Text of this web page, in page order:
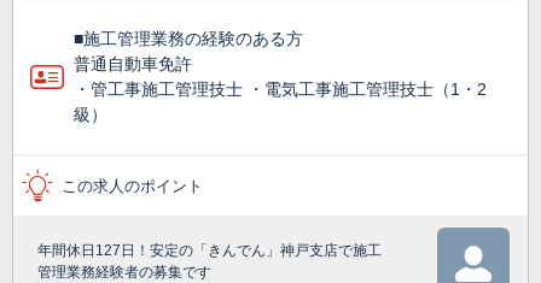
■施工管理業務の経験のある方
普通自動車免許
・管工事施工管理技士 ・電気工事施工管理技士（1・2
級）
この求人のポイント
年間休日127日！安定の「きんでん」神戸支店で施工
管理業務経験者の募集です